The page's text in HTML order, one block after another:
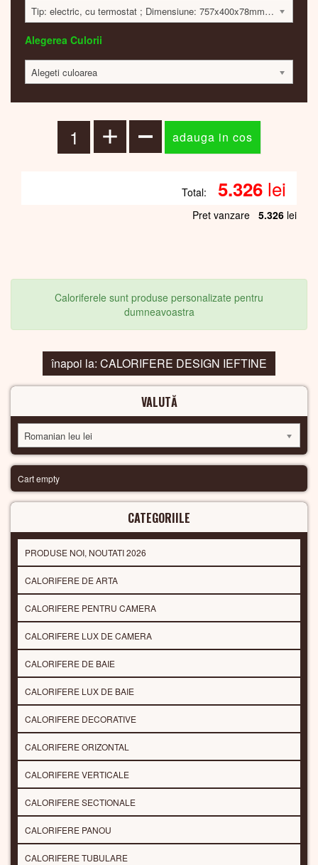
Tip: electric, cu termostat ; Dimensiune: 757x400x78mm; 300 Watt; 5310 lei
Alegerea Culorii
Alegeti culoarea
Total: 5.326 lei
Pret vanzare 5.326 lei
Caloriferele sunt produse personalizate pentru
dumneavoastra
înapoi la: CALORIFERE DESIGN IEFTINE
VALUTĂ
Romanian leu lei
Cart empty
CATEGORIILE
PRODUSE NOI, NOUTATI 2026
CALORIFERE DE ARTA
CALORIFERE PENTRU CAMERA
CALORIFERE LUX DE CAMERA
CALORIFERE DE BAIE
CALORIFERE LUX DE BAIE
CALORIFERE DECORATIVE
CALORIFERE ORIZONTAL
CALORIFERE VERTICALE
CALORIFERE SECTIONALE
CALORIFERE PANOU
CALORIFERE TUBULARE